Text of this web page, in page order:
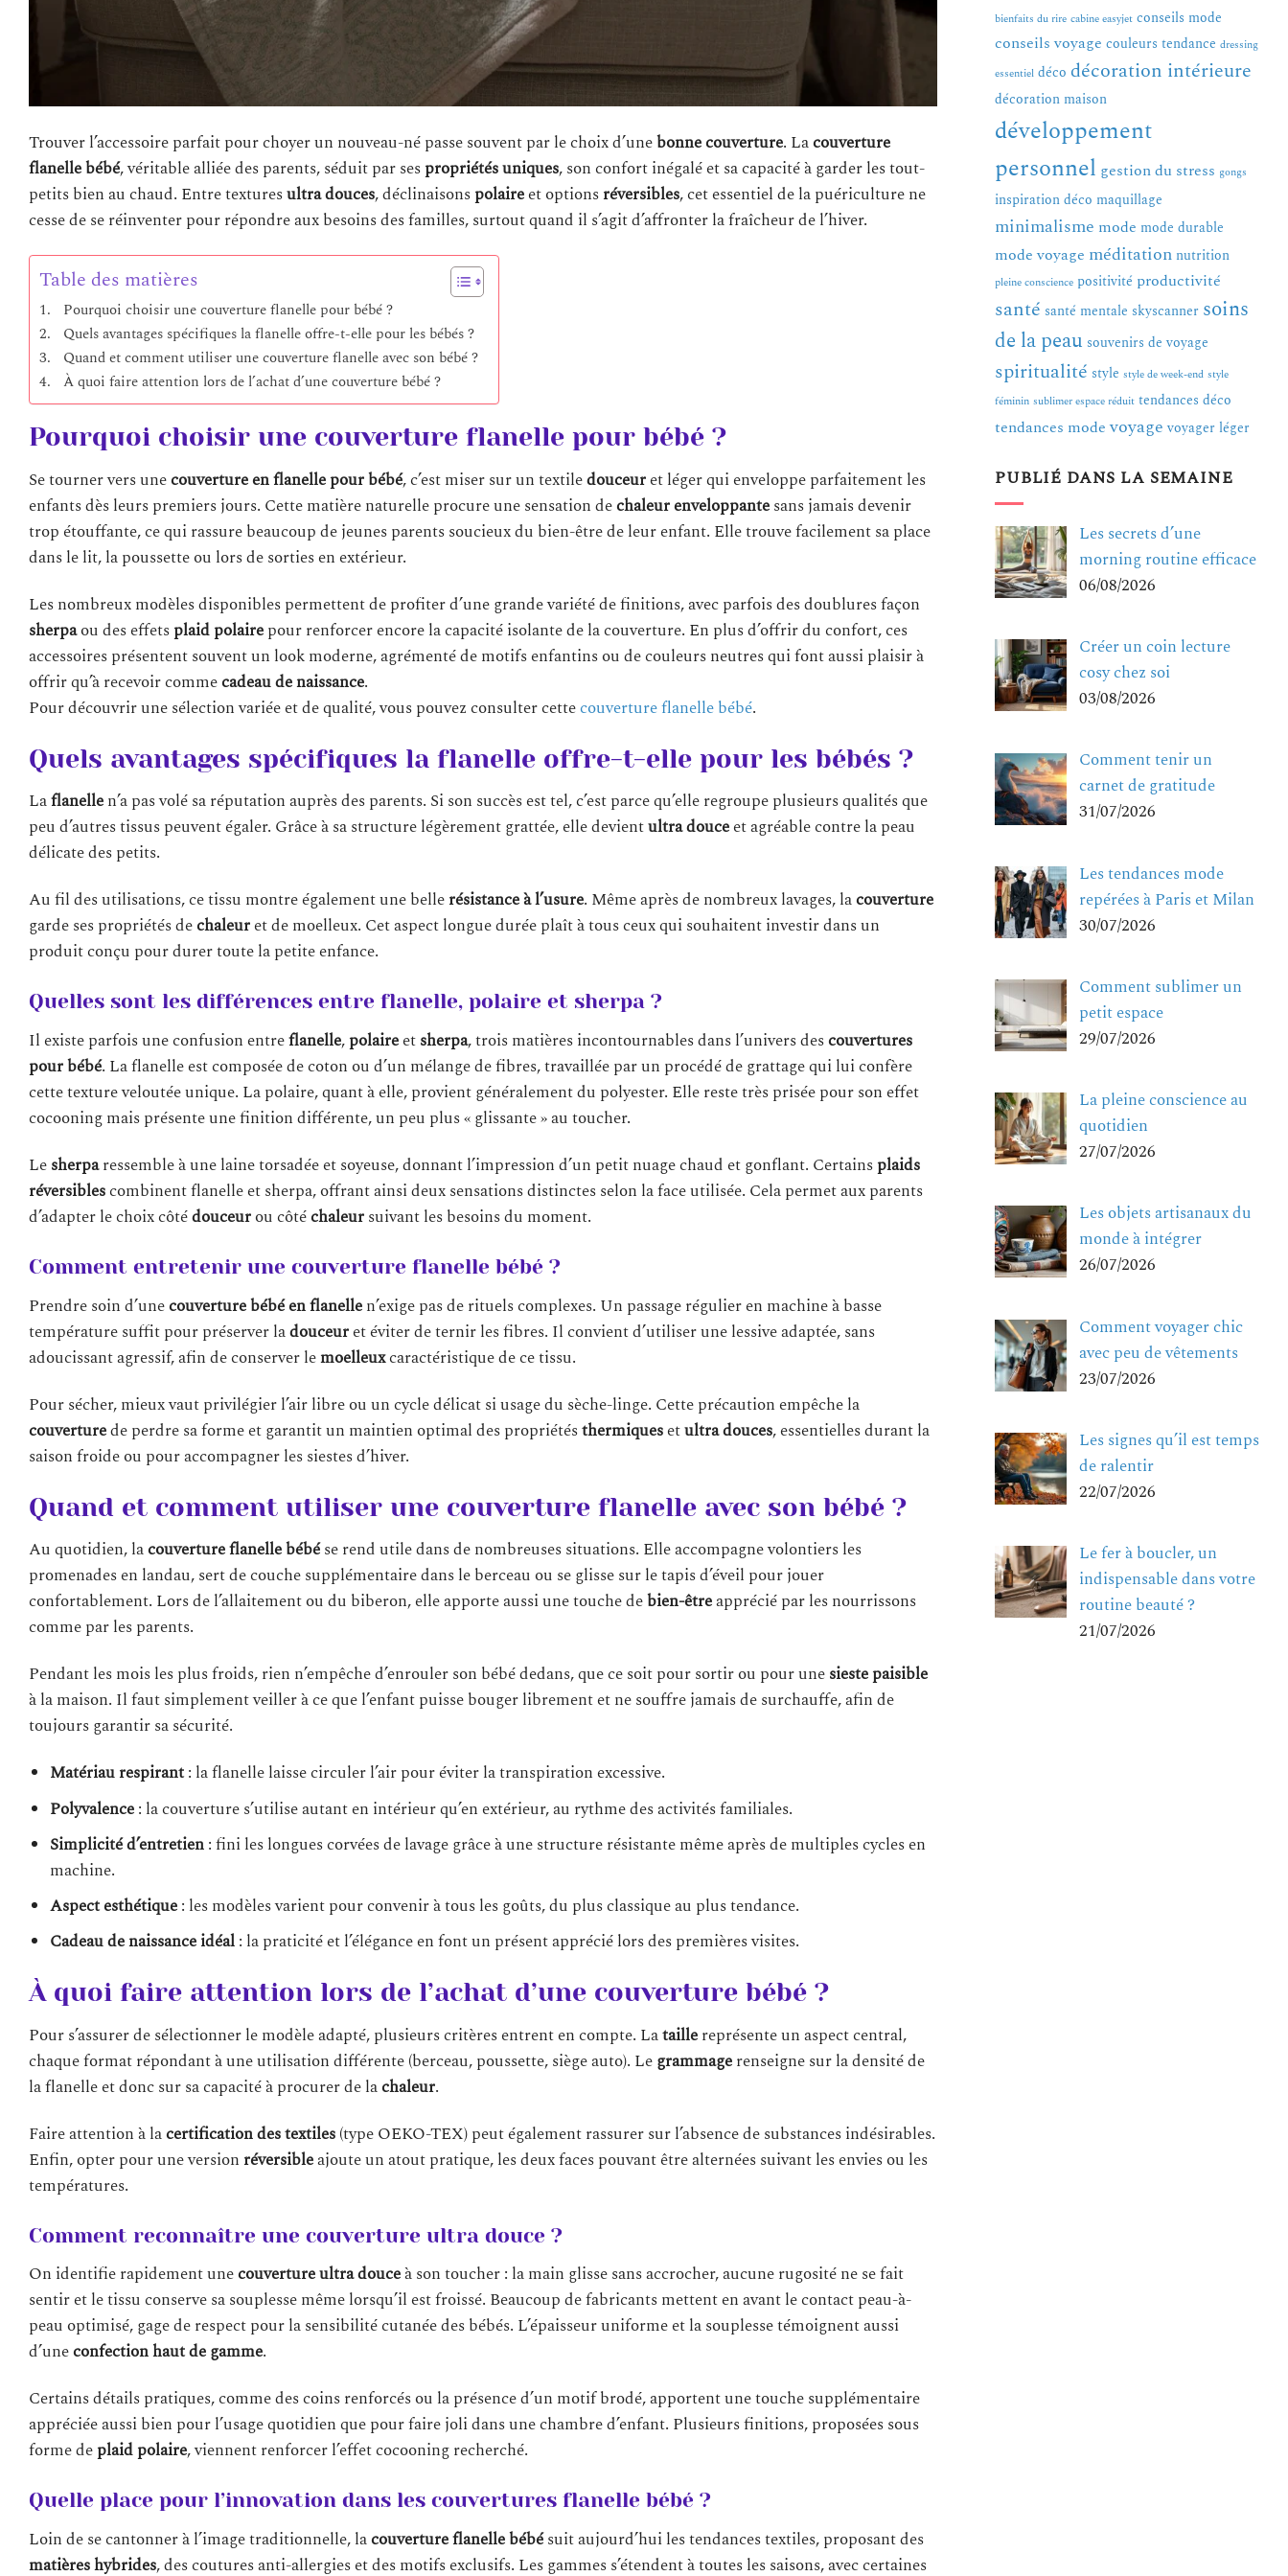
Trouver l’accessoire parfait pour choyer un nouveau-né passe souvent par le choix d’unebonne couverture. Lacouverture
flanelle bébé, véritable alliée des parents, séduit par sespropriétés uniques, son confort inégalé et sa capacité à garder les tout-
petits bien au chaud. Entre texturesultra douces, déclinaisonspolaireet optionsréversibles, cet essentiel de la puériculture ne
cesse de se réinventer pour répondre aux besoins des familles, surtout quand il s’agit d’affronter la fraîcheur de l’hiver.
Table des matières
Pourquoi choisir une couverture flanelle pour bébé ?
Quels avantages spécifiques la flanelle offre-t-elle pour les bébés ?
Quand et comment utiliser une couverture flanelle avec son bébé ?
À quoi faire attention lors de l’achat d’une couverture bébé ?
Pourquoi choisir une couverture flanelle pour bébé ?
Se tourner vers unecouverture en flanelle pour bébé, c’est miser sur un textiledouceuret léger qui enveloppe parfaitement les
enfants dès leurs premiers jours. Cette matière naturelle procure une sensation dechaleur enveloppantesans jamais devenir
trop étouffante, ce qui rassure beaucoup de jeunes parents soucieux du bien-être de leur enfant. Elle trouve facilement sa place
dans le lit, la poussette ou lors de sorties en extérieur.
Les nombreux modèles disponibles permettent de profiter d’une grande variété de finitions, avec parfois des doublures façon
sherpaou des effetsplaid polairepour renforcer encore la capacité isolante de la couverture. En plus d’offrir du confort, ces
accessoires présentent souvent un look moderne, agrémenté de motifs enfantins ou de couleurs neutres qui font aussi plaisir à
offrir qu’à recevoir commecadeau de naissance.
Pour découvrir une sélection variée et de qualité, vous pouvez consulter cettecouverture flanelle bébé.
Quels avantages spécifiques la flanelle offre-t-elle pour les bébés ?
Laflanellen’a pas volé sa réputation auprès des parents. Si son succès est tel, c’est parce qu’elle regroupe plusieurs qualités que
peu d’autres tissus peuvent égaler. Grâce à sa structure légèrement grattée, elle devientultra douceet agréable contre la peau
délicate des petits.
Au fil des utilisations, ce tissu montre également une bellerésistance à l’usure. Même après de nombreux lavages, lacouverture
garde ses propriétés dechaleuret de moelleux. Cet aspect longue durée plaît à tous ceux qui souhaitent investir dans un
produit conçu pour durer toute la petite enfance.
Quelles sont les différences entre flanelle, polaire et sherpa ?
Il existe parfois une confusion entreflanelle,polaireetsherpa, trois matières incontournables dans l’univers descouvertures
pour bébé. La flanelle est composée de coton ou d’un mélange de fibres, travaillée par un procédé de grattage qui lui confère
cette texture veloutée unique. La polaire, quant à elle, provient généralement du polyester. Elle reste très prisée pour son effet
cocooning mais présente une finition différente, un peu plus « glissante » au toucher.
Lesherparessemble à une laine torsadée et soyeuse, donnant l’impression d’un petit nuage chaud et gonflant. Certainsplaids
réversiblescombinent flanelle et sherpa, offrant ainsi deux sensations distinctes selon la face utilisée. Cela permet aux parents
d’adapter le choix côtédouceurou côtéchaleursuivant les besoins du moment.
Comment entretenir une couverture flanelle bébé ?
Prendre soin d’unecouverture bébé en flanellen’exige pas de rituels complexes. Un passage régulier en machine à basse
température suffit pour préserver ladouceuret éviter de ternir les fibres. Il convient d’utiliser une lessive adaptée, sans
adoucissant agressif, afin de conserver lemoelleuxcaractéristique de ce tissu.
Pour sécher, mieux vaut privilégier l’air libre ou un cycle délicat si usage du sèche-linge. Cette précaution empêche la
couverturede perdre sa forme et garantit un maintien optimal des propriétésthermiquesetultra douces, essentielles durant la
saison froide ou pour accompagner les siestes d’hiver.
Quand et comment utiliser une couverture flanelle avec son bébé ?
Au quotidien, lacouverture flanelle bébése rend utile dans de nombreuses situations. Elle accompagne volontiers les
promenades en landau, sert de couche supplémentaire dans le berceau ou se glisse sur le tapis d’éveil pour jouer
confortablement. Lors de l’allaitement ou du biberon, elle apporte aussi une touche debien-êtreapprécié par les nourrissons
comme par les parents.
Pendant les mois les plus froids, rien n’empêche d’enrouler son bébé dedans, que ce soit pour sortir ou pour unesieste paisible
à la maison. Il faut simplement veiller à ce que l’enfant puisse bouger librement et ne souffre jamais de surchauffe, afin de
toujours garantir sa sécurité.
Matériau respirant: la flanelle laisse circuler l’air pour éviter la transpiration excessive.
Polyvalence: la couverture s’utilise autant en intérieur qu’en extérieur, au rythme des activités familiales.
Simplicité d’entretien: fini les longues corvées de lavage grâce à une structure résistante même après de multiples cycles en
machine.
Aspect esthétique: les modèles varient pour convenir à tous les goûts, du plus classique au plus tendance.
Cadeau de naissance idéal: la praticité et l’élégance en font un présent apprécié lors des premières visites.
À quoi faire attention lors de l’achat d’une couverture bébé ?
Pour s’assurer de sélectionner le modèle adapté, plusieurs critères entrent en compte. Lataillereprésente un aspect central,
chaque format répondant à une utilisation différente (berceau, poussette, siège auto). Legrammagerenseigne sur la densité de
la flanelle et donc sur sa capacité à procurer de lachaleur.
Faire attention à lacertification des textiles(type OEKO-TEX) peut également rassurer sur l’absence de substances indésirables.
Enfin, opter pour une version réversibleajoute un atout pratique, les deux faces pouvant être alternées suivant les envies ou les
températures.
Comment reconnaître une couverture ultra douce ?
On identifie rapidement unecouverture ultra douceà son toucher : la main glisse sans accrocher, aucune rugosité ne se fait
sentir et le tissu conserve sa souplesse même lorsqu’il est froissé. Beaucoup de fabricants mettent en avant le contact peau-à-
peau optimisé, gage de respect pour la sensibilité cutanée des bébés. L’épaisseur uniforme et la souplesse témoignent aussi
d’uneconfection haut de gamme.
Certains détails pratiques, comme des coins renforcés ou la présence d’un motif brodé, apportent une touche supplémentaire
appréciée aussi bien pour l’usage quotidien que pour faire joli dans une chambre d’enfant. Plusieurs finitions, proposées sous
forme deplaid polaire, viennent renforcer l’effet cocooning recherché.
Quelle place pour l’innovation dans les couvertures flanelle bébé ?
Loin de se cantonner à l’image traditionnelle, lacouverture flanelle bébésuit aujourd’hui les tendances textiles, proposant des
matières hybrides, des coutures anti-allergies et des motifs exclusifs. Les gammes s’étendent à toutes les saisons, avec certaines
bienfaits du rire cabine easyjet conseils mode
conseils voyage couleurs tendance dressing
essentiel déco décoration intérieure
décoration maison
développement
personnel gestion du stress gongs
inspiration déco maquillage
minimalisme mode mode durable
mode voyage méditationnutrition
pleine conscience positivité productivité
santé santé mentale skyscanner soins
de la peau souvenirs de voyage
spiritualité style style de week-end style
féminin sublimer espace réduit tendances déco
tendances mode voyage voyager léger
PUBLIÉ DANS LA SEMAINE
Les secrets d’une
morning routine efficace
06/08/2026
Créer un coin lecture
cosy chez soi
03/08/2026
Comment tenir un
carnet de gratitude
31/07/2026
Les tendances mode
repérées à Paris et Milan
30/07/2026
Comment sublimer un
petit espace
29/07/2026
La pleine conscience au
quotidien
27/07/2026
Les objets artisanaux du
monde à intégrer
26/07/2026
Comment voyager chic
avec peu de vêtements
23/07/2026
Les signes qu’il est temps
de ralentir
22/07/2026
Le fer à boucler, un
indispensable dans votre
routine beauté ?
21/07/2026